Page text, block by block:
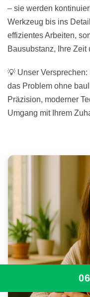
– sie werden
Werkzeug bis ins
effizientes Arbeiten,
Bausubstanz, Ihre Zeit
💡 Unser
das Problem ohne
Präzision, moderner
Umgang mit Ihrem